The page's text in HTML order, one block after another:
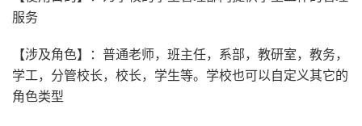
服务
【涉及角色】：普通老师，班主任，系部，教研室，教务，
学工，分管校长，校长，学生等。学校也可以自定义其它的
角色类型